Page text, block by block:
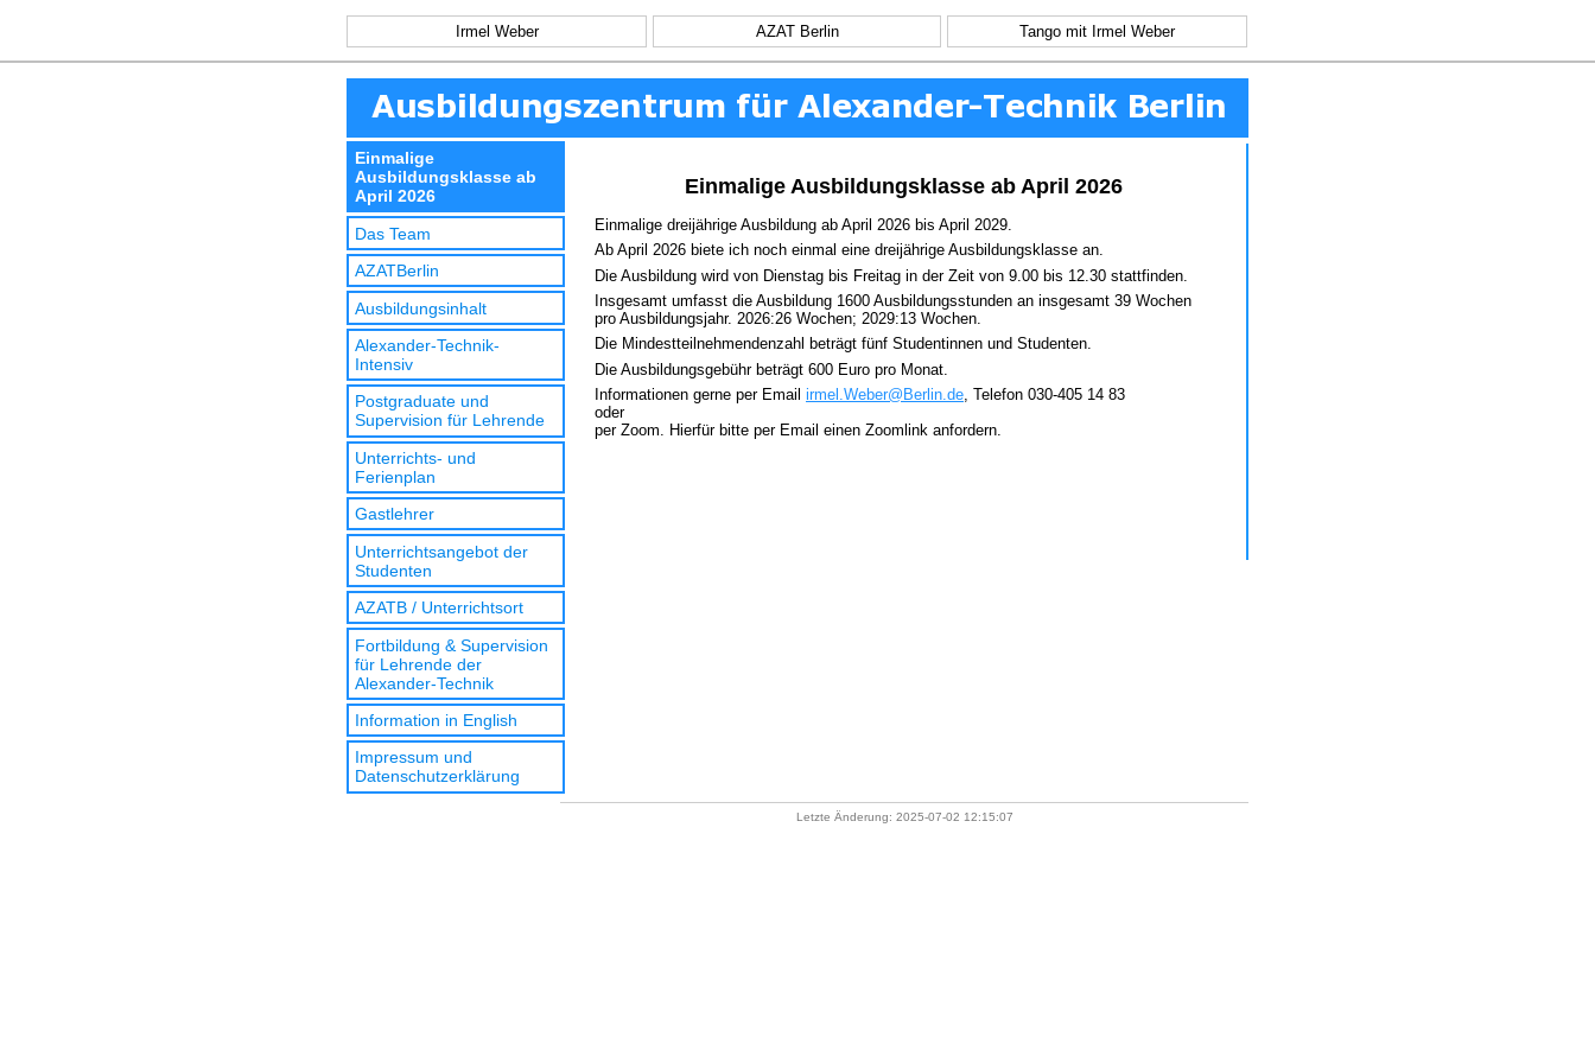
Irmel Weber AZAT Berlin Tango mit Irmel Weber
Einmalige
Ausbildungsklasse ab
April 2026
Das Team
AZATBerlin
Ausbildungsinhalt
Alexander-Technik-
Intensiv
Postgraduate und
Supervision für Lehrende
Unterrichts- und
Ferienplan
Gastlehrer
Unterrichtsangebot der
Studenten
AZATB / Unterrichtsort
Fortbildung & Supervision
für Lehrende der
Alexander-Technik
Information in English
Impressum und
Datenschutzerklärung
Einmalige Ausbildungsklasse ab April 2026
Einmalige dreijährige Ausbildung ab April 2026 bis April 2029.
Ab April 2026 biete ich noch einmal eine dreijährige Ausbildungsklasse an.
Die Ausbildung wird von Dienstag bis Freitag in der Zeit von 9.00 bis 12.30 stattfinden.
Insgesamt umfasst die Ausbildung 1600 Ausbildungsstunden an insgesamt 39 Wochen
pro Ausbildungsjahr. 2026:26 Wochen; 2029:13 Wochen.
Die Mindestteilnehmendenzahl beträgt fünf Studentinnen und Studenten.
Die Ausbildungsgebühr beträgt 600 Euro pro Monat.
Informationen gerne per Email irmel.Weber@Berlin.de, Telefon 030-405 14 83
oder
per Zoom. Hierfür bitte per Email einen Zoomlink anfordern.
Letzte Änderung: 2025-07-02 12:15:07